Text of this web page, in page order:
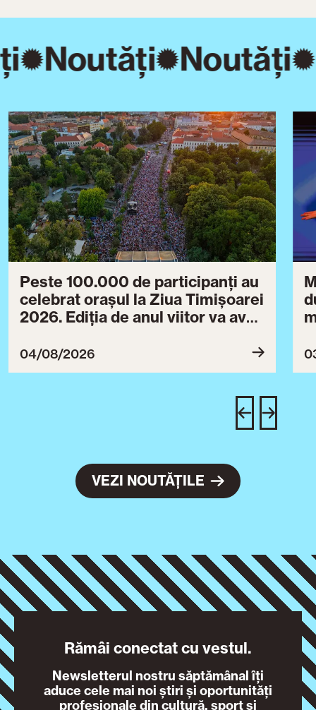
Noutăți Noutăți
Peste 100.000 de participanți au
celebrat orașul la Ziua Timișoarei
2026. Ediția de anul viitor va avea
04/08/2026
VEZI NOUTĂȚILE
Rămâi conectat cu vestul.
Newsletterul nostru săptămânal îți
aduce cele mai noi știri și oportunități
profesionale din cultură, sport și